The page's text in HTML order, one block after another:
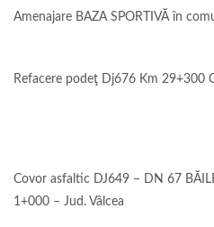
Amenajare BAZA SPORTIVĂ în
Refacere podeţ Dj676 Km 29+300
Covor asfaltic DJ649 – DN 67
1+000 – Jud. Vâlcea